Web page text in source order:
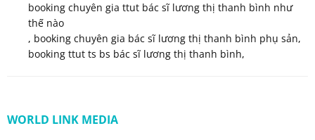
booking chuyên gia ttut bác sĩ lương thị thanh bình như
thế nào
, booking chuyên gia bác sĩ lương thị thanh bình phụ sản,
booking ttut ts bs bác sĩ lương thị thanh bình,
WORLD LINK MEDIA